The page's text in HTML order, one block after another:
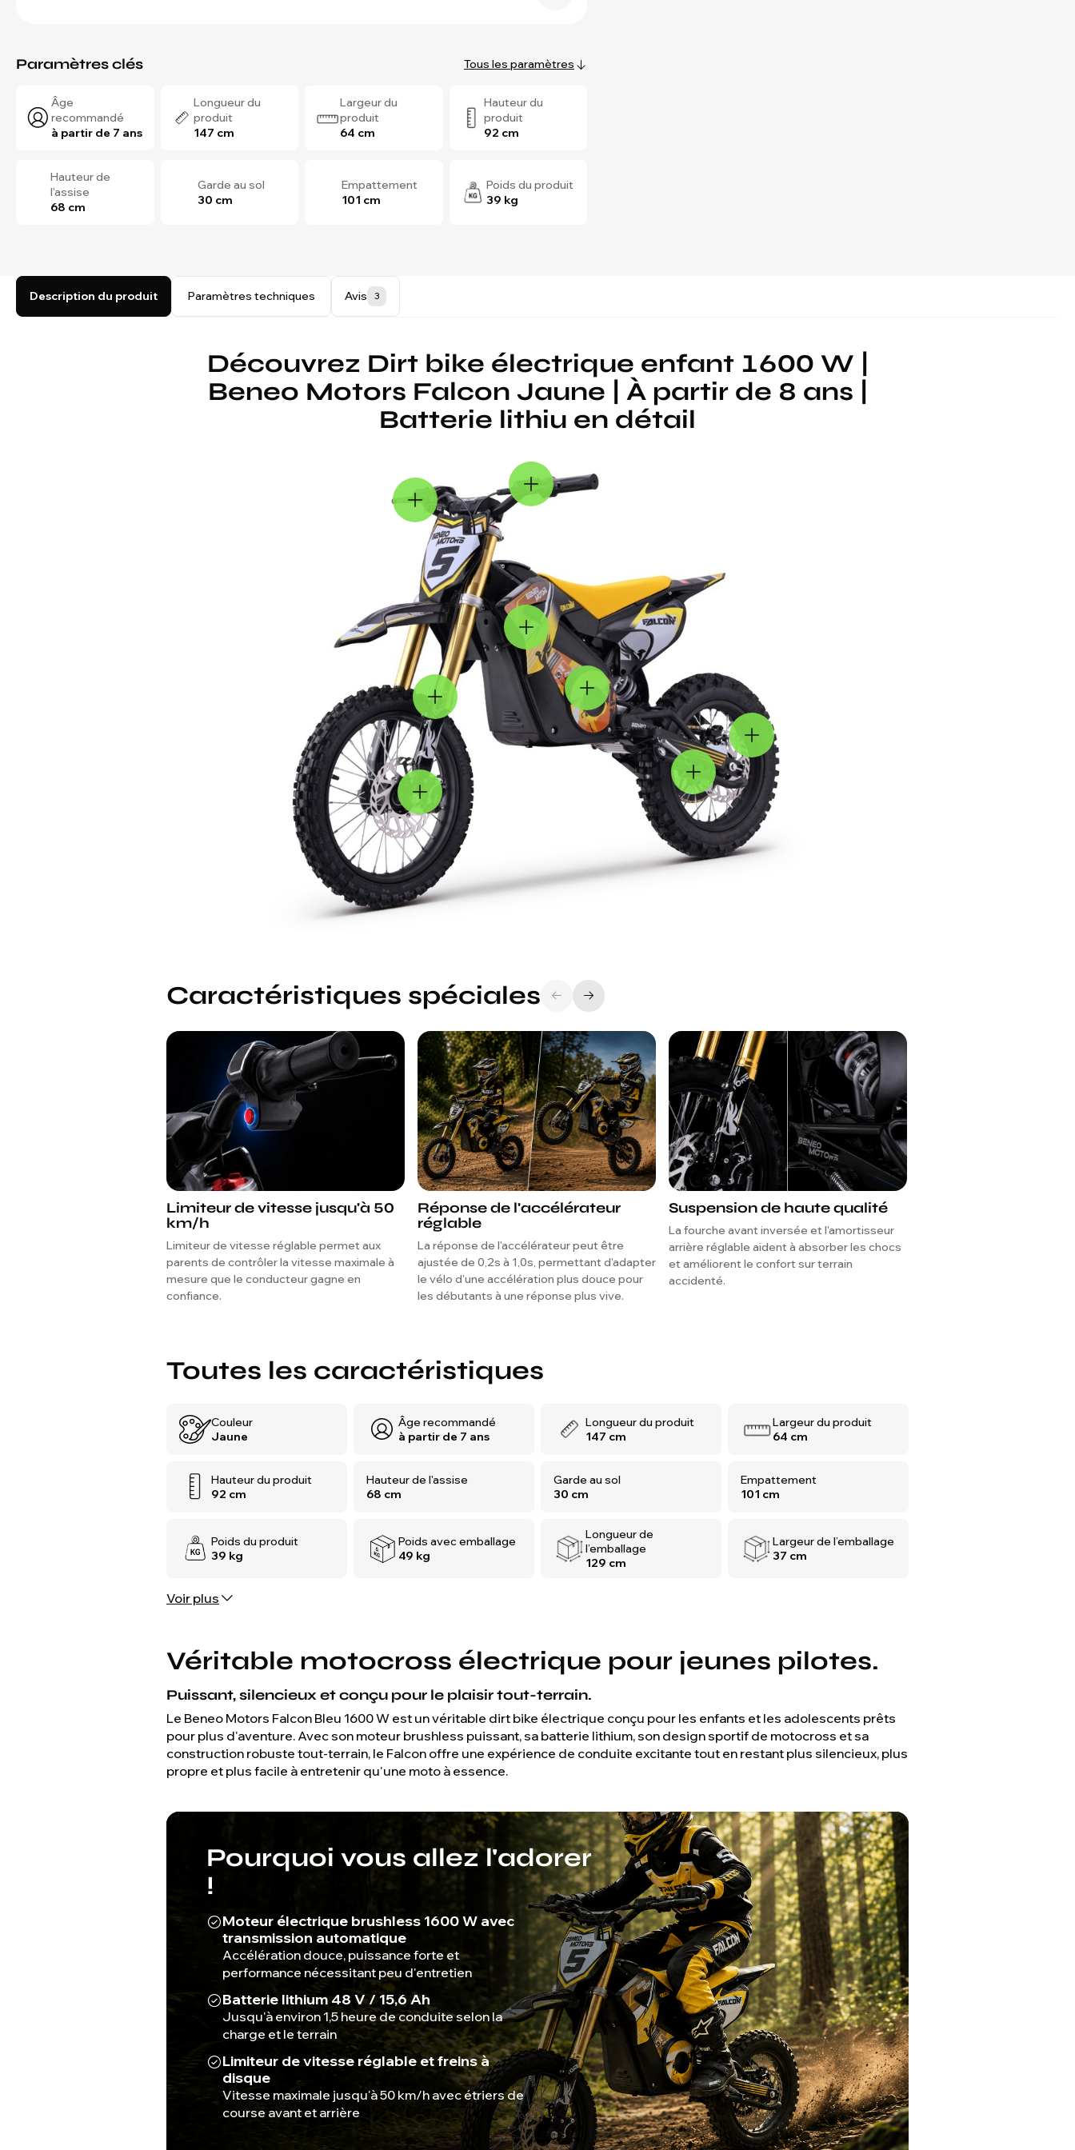
Paramètres clés Tous les paramètres
Âge
recommandé
à partir de 7 ans
Longueur du
produit
147 cm
Largeur du
produit
64 cm
Hauteur du
produit
92 cm
Hauteur de
l'assise
68 cm
Garde au sol
30 cm
Empattement
101 cm
Poids du produit
39 kg
Description du produit Paramètres techniques Avis 3
Découvrez Dirt bike électrique enfant 1600 W |
Beneo Motors Falcon Jaune | À partir de 8 ans |
Batterie lithiu en détail
Caractéristiques spéciales
Limiteur de vitesse jusqu'à 50
km/h
Limiteur de vitesse réglable permet aux
parents de contrôler la vitesse maximale à
mesure que le conducteur gagne en
confiance.
Réponse de l'accélérateur
réglable
La réponse de l'accélérateur peut être
ajustée de 0,2s à 1,0s, permettant d'adapter
le vélo d'une accélération plus douce pour
les débutants à une réponse plus vive.
Suspension de haute qualité
La fourche avant inversée et l'amortisseur
arrière réglable aident à absorber les chocs
et améliorent le confort sur terrain
accidenté.
Toutes les caractéristiques
Couleur
Jaune
Âge recommandé
à partir de 7 ans
Longueur du produit
147 cm
Largeur du produit
64 cm
Hauteur du produit
92 cm
Hauteur de l'assise
68 cm
Garde au sol
30 cm
Empattement
101 cm
Poids du produit
39 kg
Poids avec emballage
49 kg
Longueur de
l’emballage
129 cm
Largeur de l’emballage
37 cm
Voir plus
Véritable motocross électrique pour jeunes pilotes.
Puissant, silencieux et conçu pour le plaisir tout-terrain.
Le Beneo Motors Falcon Bleu 1600 W est un véritable dirt bike électrique conçu pour les enfants et les adolescents prêts
pour plus d'aventure. Avec son moteur brushless puissant, sa batterie lithium, son design sportif de motocross et sa
construction robuste tout-terrain, le Falcon offre une expérience de conduite excitante tout en restant plus silencieux, plus
propre et plus facile à entretenir qu'une moto à essence.
Pourquoi vous allez l'adorer
!
Moteur électrique brushless 1600 W avec
transmission automatique
Accélération douce, puissance forte et
performance nécessitant peu d'entretien
Batterie lithium 48 V / 15,6 Ah
Jusqu'à environ 1,5 heure de conduite selon la
charge et le terrain
Limiteur de vitesse réglable et freins à
disque
Vitesse maximale jusqu'à 50 km/h avec étriers de
course avant et arrière